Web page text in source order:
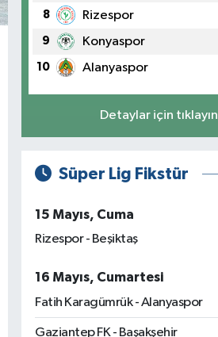
8 Rizespor
9 Konyaspor
10 Alanyaspor
Detaylar için tıklayın
Süper Lig Fikstür
15 Mayıs, Cuma
Rizespor - Beşiktaş
16 Mayıs, Cumartesi
Fatih Karagümrük - Alanyaspor
Gaziantep FK - Başakşehir